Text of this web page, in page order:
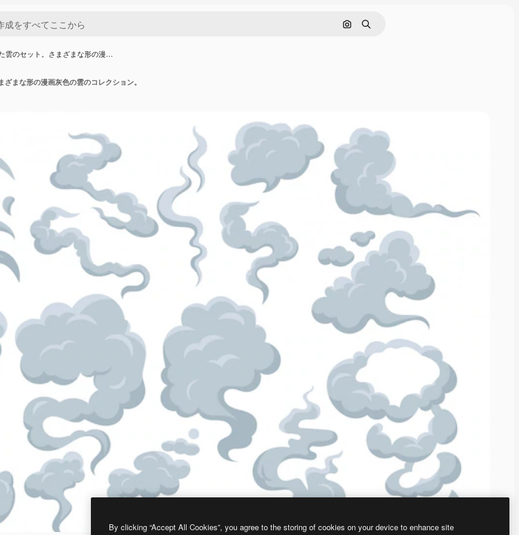
画像で検索
検索
雲のセット。さまざまな形の漫…
まな形の漫画灰色の雲のコレクション。
By clicking “Accept All Cookies”, you agree to the storing of cookies on your device to enhance site